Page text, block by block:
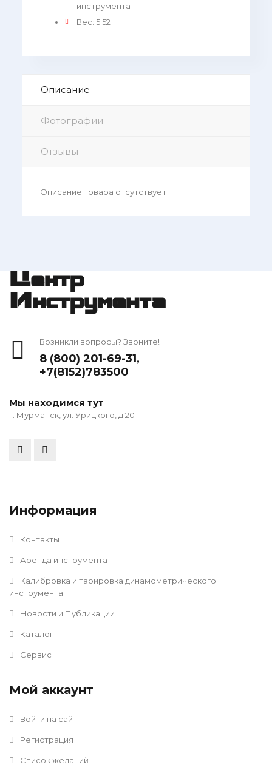
инструмента
Вес: 5.52
Описание
Фотографии
Отзывы
Описание товара отсутствует
Центр
Инструмента
Возникли вопросы? Звоните!
8 (800) 201-69-31,
+7(8152)783500
Мы находимся тут
г. Мурманск, ул. Урицкого, д 20
Информация
Контакты
Аренда инструмента
Калибровка и тарировка динамометрического
инструмента
Новости и Публикации
Каталог
Сервис
Мой аккаунт
Войти на сайт
Регистрация
Список желаний